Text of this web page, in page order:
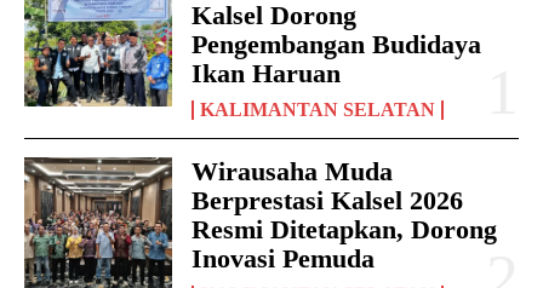
Kalsel Dorong
Pengembangan Budidaya
Ikan Haruan
KALIMANTAN SELATAN
Wirausaha Muda
Berprestasi Kalsel 2026
Resmi Ditetapkan, Dorong
Inovasi Pemuda